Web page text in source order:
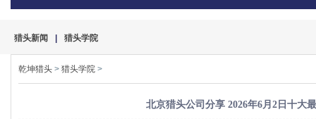
猎头新闻 猎头学院
乾坤猎头 > 猎头学院 >
北京猎头公司分享 2026年6月2日十大